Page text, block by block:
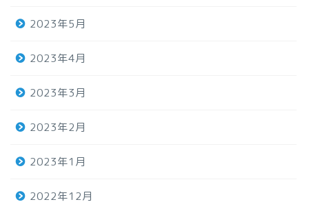
2023年5月
2023年4月
2023年3月
2023年2月
2023年1月
2022年12月